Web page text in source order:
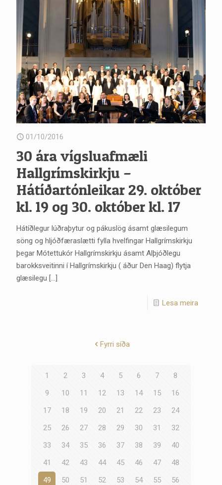
01/10/2016
30 ára vígsluafmæli
Hallgrímskirkju –
Hátíðartónleikar 29. október
kl. 19 og 30. október kl. 17
Hátíðlegur lúðraþytur og pákuslög ásamt glæsilegum
söng og hljóðfæraslætti fylla hvelfingar Hallgrímskirkju
þegar Mótettukór Hallgrímskirkju ásamt Alþjóðlegu
barokksveitinni í Hallgrímskirkju ( áður Den Haag) flytja
glæsilegu […]
Lesa meira
Fyrri síða
1 2 3 4 5 6 7
8
9
10 11 12 13 14 15
16
17
18 19 20 21 22 23
24
25
26 27 28 29 30 31
32
33
34 35 36 37 38 39
40
41
42 43 44 45 46 47
48
49
50 51 52 53 54 55 56